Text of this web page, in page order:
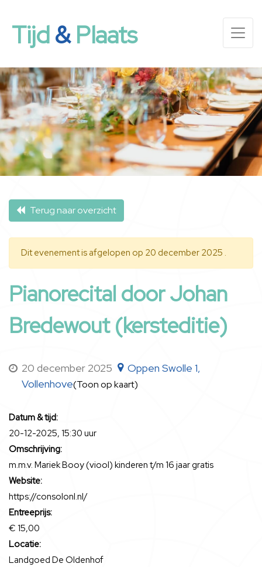
Tijd&Plaats
Terug naar overzicht
Dit evenement is afgelopen op 20 december 2025 .
Pianorecital door Johan
Bredewout (kersteditie)
20 december 2025
Oppen Swolle 1,
Vollenhove(Toon op kaart)
Datum & tijd:
20-12-2025, 15:30 uur
Omschrijving:
m.m.v. Mariek Booy (viool) kinderen t/m 16 jaar gratis
Website:
https://consolonl.nl/
Entreeprijs:
€ 15,00
Locatie:
Landgoed De Oldenhof